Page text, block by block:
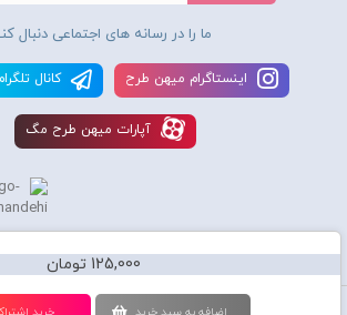
125,000 تومان
ما را در رسانه های اجتماعی دنبال
اينستاگرام ميهن طرح کانال
آپارات ميهن طرح مگ
استفاده از محصولات سايت میهن طرح برای مقاصد